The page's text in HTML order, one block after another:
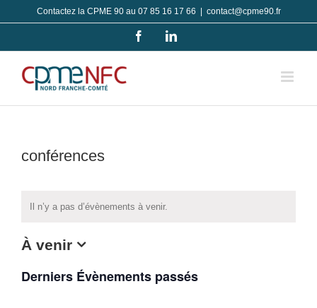
au
Contactez la CPME 90 au 07 85 16 17 66 contact@cpme90.fr
FacebookLinkedIn
conférences
Il n’y a pas d’évènements à venir.
À venir
une
Derniers Évènements passés